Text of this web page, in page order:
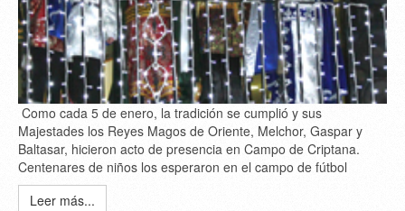
Como cada 5 de enero, la tradición se cumplió y sus
Majestades los Reyes Magos de Oriente, Melchor, Gaspar y
Baltasar, hicieron acto de presencia en Campo de Criptana.
Centenares de niños los esperaron en el campo de fútbol
Leer más...